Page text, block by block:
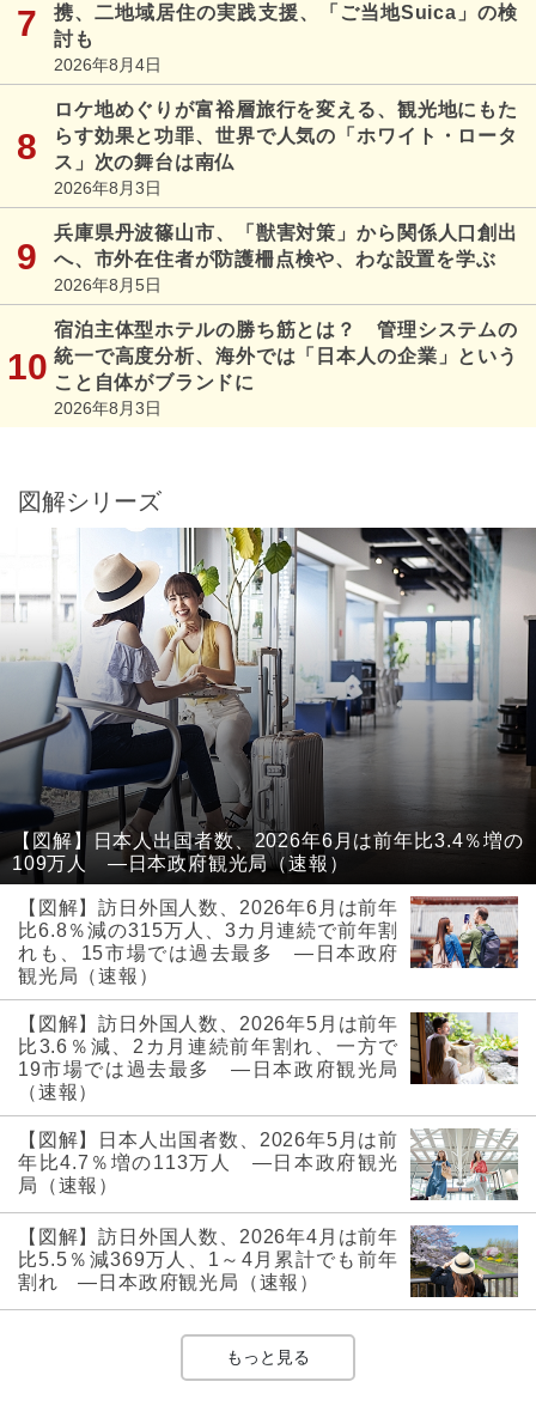
携、二地域居住の実践支援、「ご当地Suica」の検
討も
2026年8月4日
ロケ地めぐりが富裕層旅行を変える、観光地にもた
らす効果と功罪、世界で人気の「ホワイト・ロータ
ス」次の舞台は南仏
2026年8月3日
兵庫県丹波篠山市、「獣害対策」から関係人口創出
へ、市外在住者が防護柵点検や、わな設置を学ぶ
2026年8月5日
宿泊主体型ホテルの勝ち筋とは？ 管理システムの
統一で高度分析、海外では「日本人の企業」という
こと自体がブランドに
2026年8月3日
図解シリーズ
【図解】日本人出国者数、2026年6月は前年比3.4％増の
109万人 ―日本政府観光局（速報）
【図解】訪日外国人数、2026年6月は前年
比6.8％減の315万人、3カ月連続で前年割
れも、15市場では過去最多 ―日本政府
観光局（速報）
【図解】訪日外国人数、2026年5月は前年
比3.6％減、2カ月連続前年割れ、一方で
19市場では過去最多 ―日本政府観光局
（速報）
【図解】日本人出国者数、2026年5月は前
年比4.7％増の113万人 ―日本政府観光
局（速報）
【図解】訪日外国人数、2026年4月は前年
比5.5％減369万人、1～4月累計でも前年
割れ ―日本政府観光局（速報）
もっと見る